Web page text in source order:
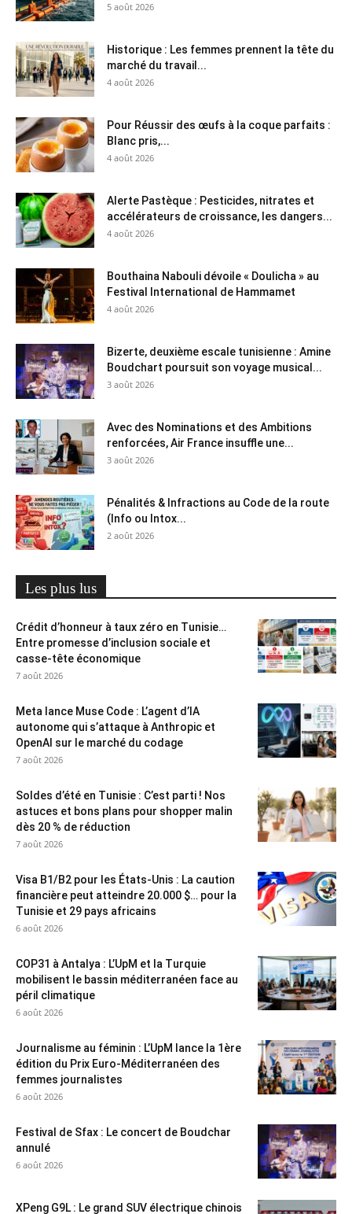
5 août 2026
Historique : Les femmes prennent la tête du
marché du travail...
4 août 2026
Pour Réussir des œufs à la coque parfaits :
Blanc pris,...
4 août 2026
Alerte Pastèque : Pesticides, nitrates et
accélérateurs de croissance, les dangers...
4 août 2026
Bouthaina Nabouli dévoile « Doulicha » au
Festival International de Hammamet
4 août 2026
Bizerte, deuxième escale tunisienne : Amine
Boudchart poursuit son voyage musical...
3 août 2026
Avec des Nominations et des Ambitions
renforcées, Air France insuffle une...
3 août 2026
Pénalités & Infractions au Code de la route
(Info ou Intox...
2 août 2026
Les plus lus
Crédit d’honneur à taux zéro en Tunisie…
Entre promesse d’inclusion sociale et
casse-tête économique
7 août 2026
Meta lance Muse Code : L’agent d’IA
autonome qui s’attaque à Anthropic et
OpenAI sur le marché du codage
7 août 2026
Soldes d’été en Tunisie : C’est parti ! Nos
astuces et bons plans pour shopper malin
dès 20 % de réduction
7 août 2026
Visa B1/B2 pour les États-Unis : La caution
financière peut atteindre 20.000 $… pour la
Tunisie et 29 pays africains
6 août 2026
COP31 à Antalya : L’UpM et la Turquie
mobilisent le bassin méditerranéen face au
péril climatique
6 août 2026
Journalisme au féminin : L’UpM lance la 1ère
édition du Prix Euro-Méditerranéen des
femmes journalistes
6 août 2026
Festival de Sfax : Le concert de Boudchar
annulé
6 août 2026
XPeng G9L : Le grand SUV électrique chinois